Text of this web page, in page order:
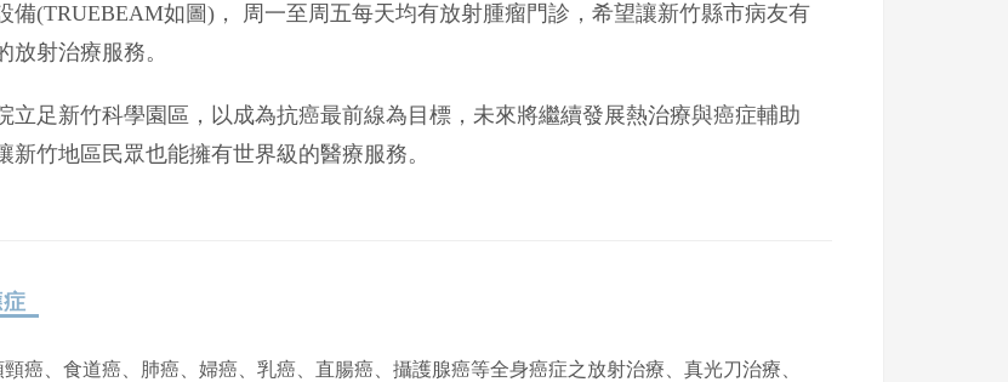
備(TRUEBEAM如圖)， 周一至周五每天均有放射腫瘤門診，希望讓新竹縣市病友有
放射治療服務。
足新竹科學園區，以成為抗癌最前線為目標，未來將繼續發展熱治療與癌症輔助
新竹地區民眾也能擁有世界級的醫療服務。
頸癌、食道癌、肺癌、婦癌、乳癌、直腸癌、攝護腺癌等全身癌症之放射治療、真光刀治療、